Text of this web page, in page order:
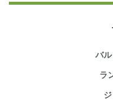
バ
ラ